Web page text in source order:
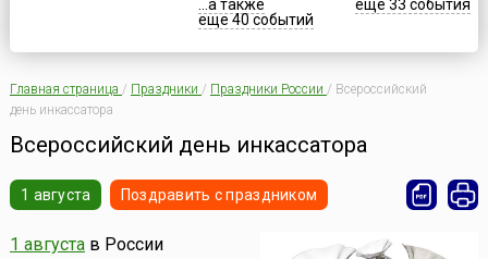
...а также
еще 40 событий
еще 33 события
Главная страница / Праздники / Праздники России / Всероссийский
день инкассатора
Всероссийский день инкассатора
1 августа Поздравить с праздником
1 августав России